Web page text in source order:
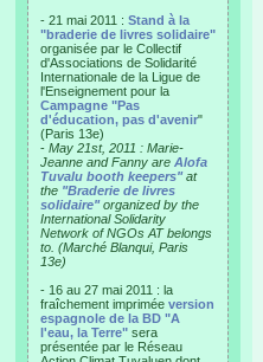
- 21 mai 2011 : Stand à la
"braderie de livres solidaire"
organisée par le Collectif
d'Associations de Solidarité
Internationale de la Ligue de
l'Enseignement pour la
Campagne "Pas
d'éducation, pas d'avenir"
(Paris 13e)
- May 21st, 2011 : Marie-
Jeanne and Fanny are Alofa
Tuvalu booth keepers"at
the "Braderie de livres
solidaire"organized by the
International Solidarity
Network of NGOs AT belongs
to. (Marché Blanqui, Paris
13e)
- 16 au 27 mai 2011 : la
fraîchement imprimée version
espagnole de la BD "A
l'eau, la Terre" sera
présentée par le Réseau